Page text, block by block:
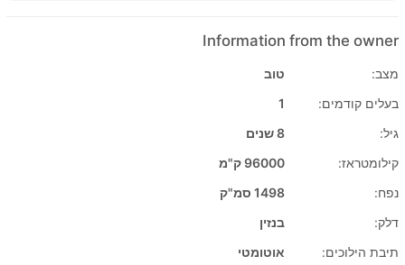
Information from the owner
מצב:
טוב
בעלים קודמים:
1
גיל:
8 שנים
קילומטראז:
96000 ק"מ
נפח:
1498 סמ"ק
דלק:
בנזין
תיבת הילוכים:
אוטומטי